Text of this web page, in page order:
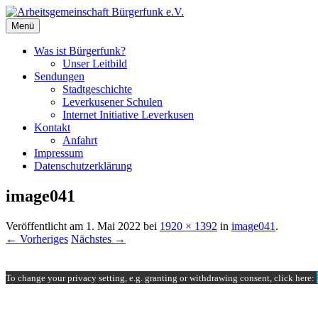
Zum
Inhalt
springen
Menü
Was ist Bürgerfunk?
Unser Leitbild
Sendungen
Stadtgeschichte
Leverkusener Schulen
Internet Initiative Leverkusen
Kontakt
Anfahrt
Impressum
Datenschutzerklärung
image041
Veröffentlicht am 1. Mai 2022 bei 1920 × 1392 in image041 .
← Vorheriges Nächstes →
To change your privacy setting, e.g. granting or withdrawing consent, click here: